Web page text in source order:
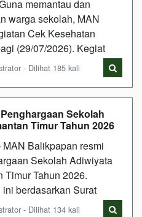
memantau dan
warga sekolah, MAN
Cek Kesehatan
(29/07/2026). Kegiat
- Dilihat 185 kali
Sekolah
Timur Tahun 2026
Balikpapan resmi
Sekolah Adiwiyata
Timur Tahun 2026.
berdasarkan Surat
- Dilihat 134 kali